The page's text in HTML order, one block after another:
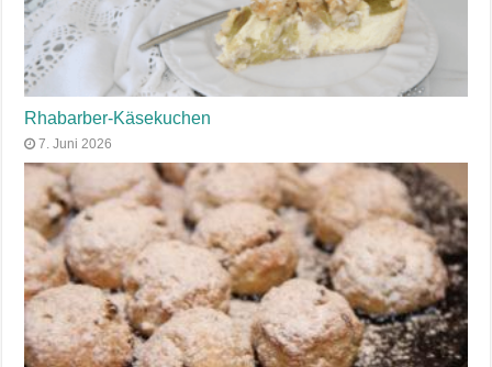
Rhabarber-Käsekuchen
7. Juni 2026